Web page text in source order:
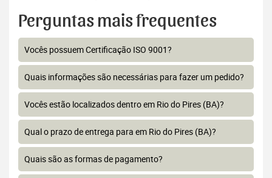
Perguntas mais frequentes
Vocês possuem Certificação ISO 9001?
Quais informações são necessárias para fazer um pedido?
Vocês estão localizados dentro em Rio do Pires (BA)?
Qual o prazo de entrega para em Rio do Pires (BA)?
Quais são as formas de pagamento?